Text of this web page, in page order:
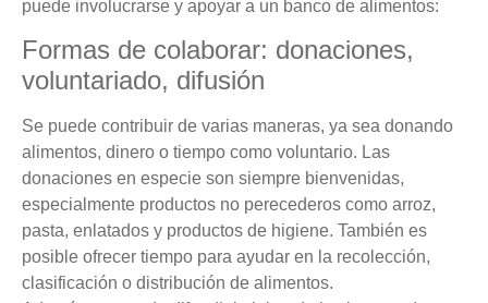
puede involucrarse y apoyar a un banco de alimentos:
Formas de colaborar: donaciones,
voluntariado, difusión
Se puede contribuir de varias maneras, ya sea donando
alimentos, dinero o tiempo como voluntario. Las
donaciones en especie son siempre bienvenidas,
especialmente productos no perecederos como arroz,
pasta, enlatados y productos de higiene. También es
posible ofrecer tiempo para ayudar en la recolección,
clasificación o distribución de alimentos.